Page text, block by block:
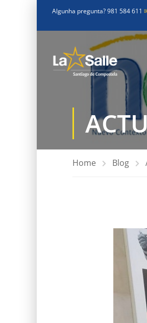
Algunha pregunta? 981 584 611
Home Blog